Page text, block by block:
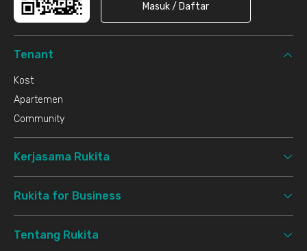
Masuk / Daftar
Tenant
Kost
Apartemen
Community
Kerjasama Rukita
Rukita for Business
Tentang Rukita